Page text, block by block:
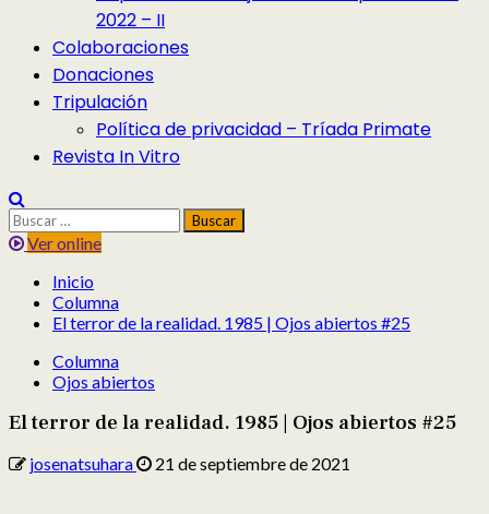
2022 – II
Colaboraciones
Donaciones
Tripulación
Política de privacidad – Tríada Primate
Revista In Vitro
Buscar:
Ver online
Inicio
Columna
El terror de la realidad. 1985 | Ojos abiertos #25
Columna
Ojos abiertos
El terror de la realidad. 1985 | Ojos abiertos #25
josenatsuhara 21 de septiembre de 2021